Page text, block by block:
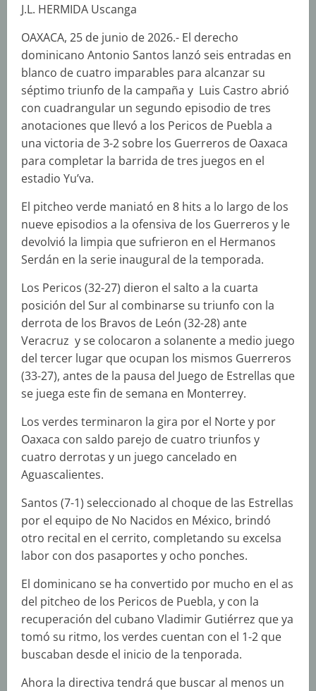
J.L. HERMIDA Uscanga
OAXACA, 25 de junio de 2026.- El derecho
dominicano Antonio Santos lanzó seis entradas en
blanco de cuatro imparables para alcanzar su
séptimo triunfo de la campaña y Luis Castro abrió
con cuadrangular un segundo episodio de tres
anotaciones que llevó a los Pericos de Puebla a
una victoria de 3-2 sobre los Guerreros de Oaxaca
para completar la barrida de tres juegos en el
estadio Yu’va.
El pitcheo verde maniató en 8 hits a lo largo de los
nueve episodios a la ofensiva de los Guerreros y le
devolvió la limpia que sufrieron en el Hermanos
Serdán en la serie inaugural de la temporada.
Los Pericos (32-27) dieron el salto a la cuarta
posición del Sur al combinarse su triunfo con la
derrota de los Bravos de León (32-28) ante
Veracruz y se colocaron a solanente a medio juego
del tercer lugar que ocupan los mismos Guerreros
(33-27), antes de la pausa del Juego de Estrellas que
se juega este fin de semana en Monterrey.
Los verdes terminaron la gira por el Norte y por
Oaxaca con saldo parejo de cuatro triunfos y
cuatro derrotas y un juego cancelado en
Aguascalientes.
Santos (7-1) seleccionado al choque de las Estrellas
por el equipo de No Nacidos en México, brindó
otro recital en el cerrito, completando su excelsa
labor con dos pasaportes y ocho ponches.
El dominicano se ha convertido por mucho en el as
del pitcheo de los Pericos de Puebla, y con la
recuperación del cubano Vladimir Gutiérrez que ya
tomó su ritmo, los verdes cuentan con el 1-2 que
buscaban desde el inicio de la tenporada.
Ahora la directiva tendrá que buscar al menos un